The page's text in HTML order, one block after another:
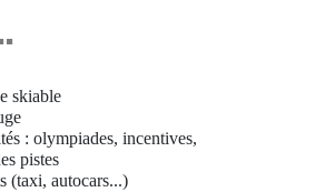
skiable
: olympiades, incentives,
pistes
(taxi, autocars...)